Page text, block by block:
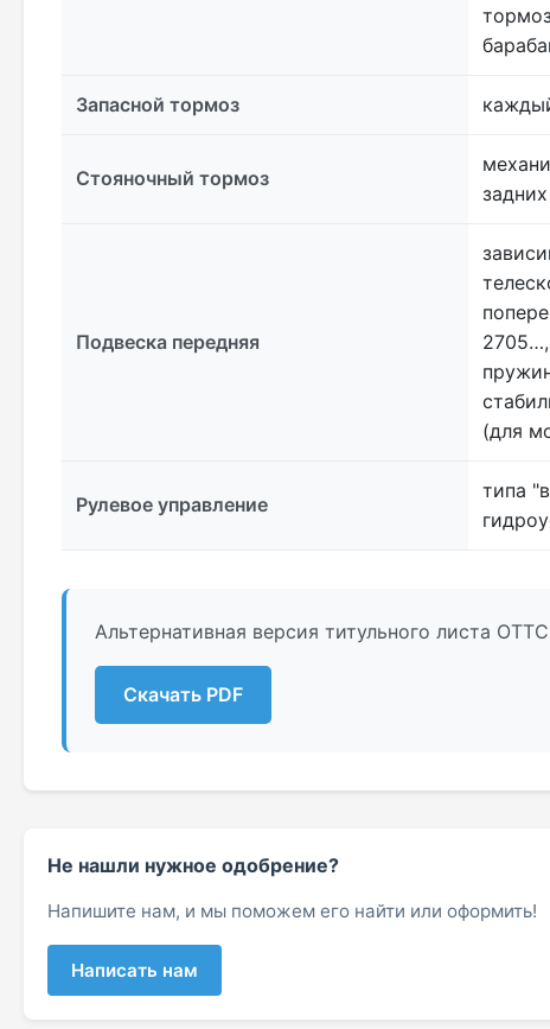
Запасной тормоз
Стояночный тормоз
Подвеска передняя
2705…,
(для
Рулевое управление
типа
Альтернативная версия титульного листа
Скачать PDF
Не нашли нужное одобрение?
Напишите нам, и мы поможем его найти или оформить!
Написать нам